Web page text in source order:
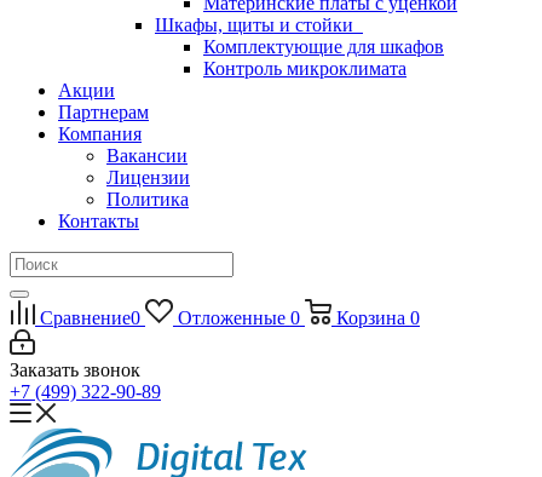
Шкафы, щиты и стойки
Комплектующие для шкафов
Контроль микроклимата
Акции
Партнерам
Компания
Вакансии
Лицензии
Политика
Контакты
Сравнение0 Отложенные 0 Корзина 0
Заказать звонок
+7 (499) 322-90-89